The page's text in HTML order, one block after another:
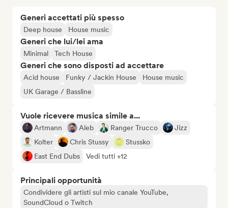
Generi accettati più spesso
Deep house House music
Generi che lui/lei ama
Minimal Tech House
Generi che sono disposti ad accettare
Acid house Funky / Jackin House
House music
UK Garage / Bassline
Vuole ricevere musica simile a...
Artmann Aleb Ranger Trucco
Jizz
Kolter
Chris Stussy
Stussko
East End Dubs
Vedi tutti +12
Principali opportunità
Condividere gli artisti sul mio canale YouTube,
SoundCloud o Twitch